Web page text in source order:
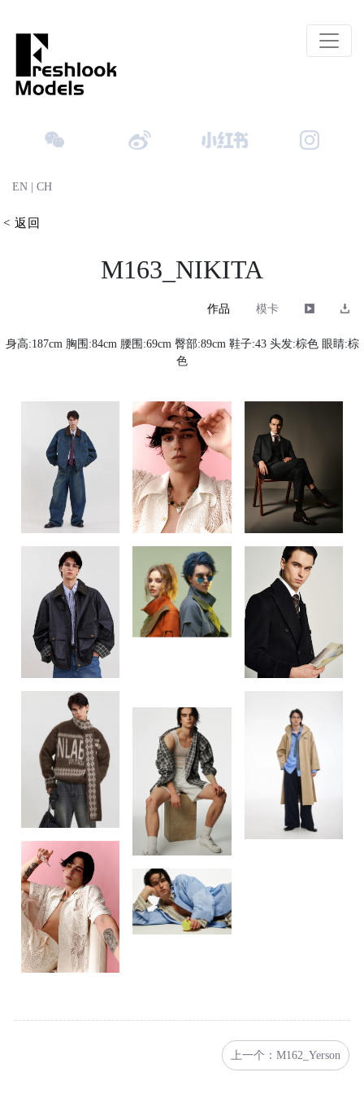
EN | CH
< 返回
M163_NIKITA
作品 模卡
身高:187cm 胸围:84cm 腰围:69cm 臀部:89cm 鞋子:43 头发:棕色 眼睛:棕
色
上一个：M162_Yerson